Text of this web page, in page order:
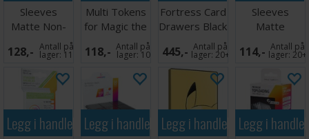
Sleeves
Matte Non-
Glare Black
128,- Antall på
lager: 11
Multi Tokens
for Magic the
Gathering
118,- Antall på
lager: 10
Fortress Card
Drawers Black
445,- Antall på
lager:20+
Sleeves
Matte
Sapphire x100
66x91
114,- Antall på
lager:20+
Legg i handlekurvenLegg i handlekurvenLegg i handlekurven
Legg i